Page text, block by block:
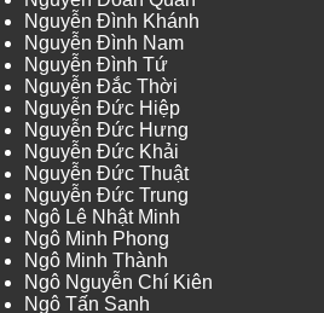
Nguyễn Đình Khánh
Nguyễn Đình Nam
Nguyễn Đình Tứ
Nguyễn Đắc Thời
Nguyễn Đức Hiệp
Nguyễn Đức Hưng
Nguyễn Đức Khải
Nguyễn Đức Thuật
Nguyễn Đức Trung
Ngô Lê Nhật Minh
Ngô Minh Phong
Ngô Minh Thành
Ngô Nguyễn Chí Kiên
Ngô Tấn Sanh